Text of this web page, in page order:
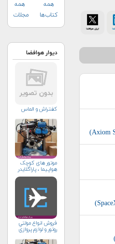
همه
کتاب‌ها
همه
مجلات
دیوار هوافضا
کفتراش و الماس
موتور های کوچک
هواپیما ، پاراگلایدر
فروش انواع مولتي
روتور و لوازم پروازي